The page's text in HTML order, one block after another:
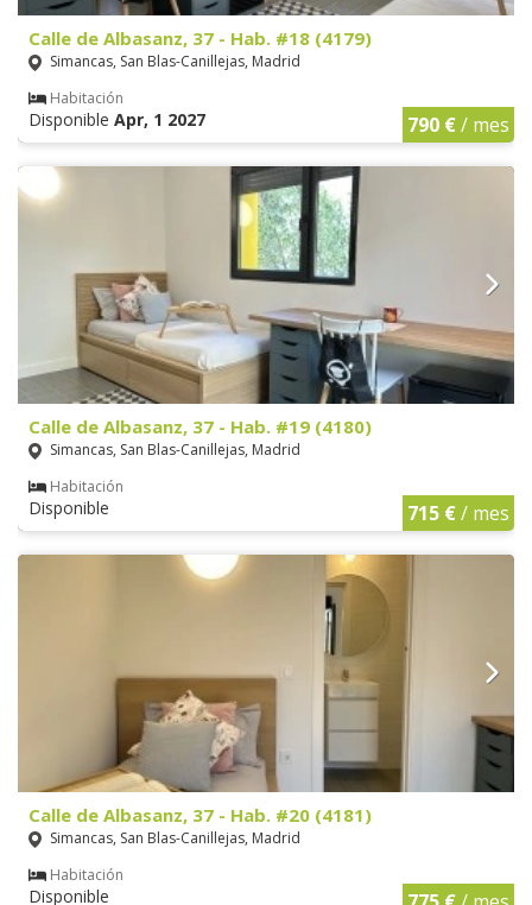
Calle de Albasanz, 37 - Hab. #18 (4179)
Simancas, San Blas-Canillejas, Madrid
Habitación
Disponible Apr, 1 2027 790 €/ mes
Calle de Albasanz, 37 - Hab. #19 (4180)
Simancas, San Blas-Canillejas, Madrid
Habitación
Disponible 715 €/ mes
Calle de Albasanz, 37 - Hab. #20 (4181)
Simancas, San Blas-Canillejas, Madrid
Habitación
Disponible